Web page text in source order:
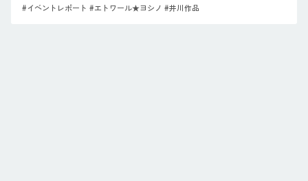
#イベントレポート #エトワール★ヨシノ #井川作品